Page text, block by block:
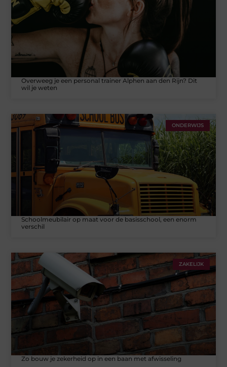
Overweeg je een personal trainer Alphen aan den Rijn? Dit
wil je weten
ONDERWIJS
Schoolmeubilair op maat voor de basisschool, een enorm
verschil
ZAKELIJK
Zo bouw je zekerheid op in een baan met afwisseling